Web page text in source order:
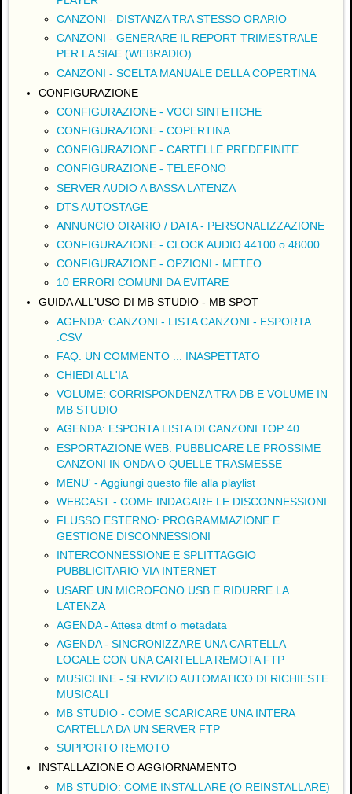
CANZONI - DISTANZA TRA STESSO ORARIO
CANZONI - GENERARE IL REPORT TRIMESTRALE
PER LA SIAE (WEBRADIO)
CANZONI - SCELTA MANUALE DELLA COPERTINA
CONFIGURAZIONE
CONFIGURAZIONE - VOCI SINTETICHE
CONFIGURAZIONE - COPERTINA
CONFIGURAZIONE - CARTELLE PREDEFINITE
CONFIGURAZIONE - TELEFONO
SERVER AUDIO A BASSA LATENZA
DTS AUTOSTAGE
ANNUNCIO ORARIO / DATA - PERSONALIZZAZIONE
CONFIGURAZIONE - CLOCK AUDIO 44100 o 48000
CONFIGURAZIONE - OPZIONI - METEO
10 ERRORI COMUNI DA EVITARE
GUIDA ALL'USO DI MB STUDIO - MB SPOT
AGENDA: CANZONI - LISTA CANZONI - ESPORTA
.CSV
FAQ: UN COMMENTO ... INASPETTATO
CHIEDI ALL'IA
VOLUME: CORRISPONDENZA TRA DB E VOLUME IN
MB STUDIO
AGENDA: ESPORTA LISTA DI CANZONI TOP 40
ESPORTAZIONE WEB: PUBBLICARE LE PROSSIME
CANZONI IN ONDA O QUELLE TRASMESSE
MENU' - Aggiungi questo file alla playlist
WEBCAST - COME INDAGARE LE DISCONNESSIONI
FLUSSO ESTERNO: PROGRAMMAZIONE E
GESTIONE DISCONNESSIONI
INTERCONNESSIONE E SPLITTAGGIO
PUBBLICITARIO VIA INTERNET
USARE UN MICROFONO USB E RIDURRE LA
LATENZA
AGENDA - Attesa dtmf o metadata
AGENDA - SINCRONIZZARE UNA CARTELLA
LOCALE CON UNA CARTELLA REMOTA FTP
MUSICLINE - SERVIZIO AUTOMATICO DI RICHIESTE
MUSICALI
MB STUDIO - COME SCARICARE UNA INTERA
CARTELLA DA UN SERVER FTP
SUPPORTO REMOTO
INSTALLAZIONE O AGGIORNAMENTO
MB STUDIO: COME INSTALLARE (O REINSTALLARE)